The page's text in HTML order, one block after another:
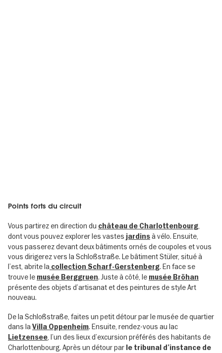
Points forts du circuit
Vous partirez en direction du château de Charlottenbourg,
dont vous pouvez explorer les vastes jardinsà vélo. Ensuite,
vous passerez devant deux bâtiments ornés de coupoles et vous
vous dirigerez vers la Schloßstraße. Le bâtiment Stüler, situé à
l’est, abrite la collection Scharf-Gerstenberg. En face se
trouve le musée Berggruen. Juste à côté, le musée Bröhan
présente des objets d’artisanat et des peintures de style Art
nouveau.
De la Schloßstraße, faites un petit détour par le musée de quartier
dans laVilla Oppenheim. Ensuite, rendez-vous au lac
Lietzensee, l’un des lieux d’excursion préférés des habitants de
Charlottenbourg. Après un détour par le tribunal d’instance de